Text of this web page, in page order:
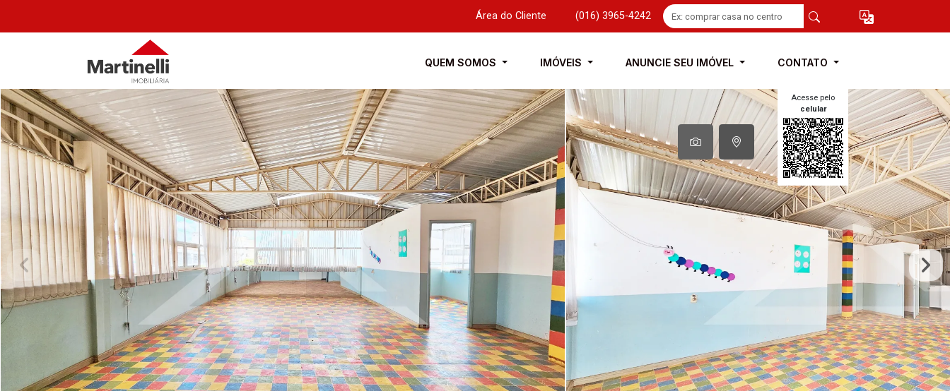
Área do Cliente (016) 3965-4242
QUEM SOMOS IMÓVEIS ANUNCIE SEU IMÓVEL CONTATO
Acesse pelo
celular